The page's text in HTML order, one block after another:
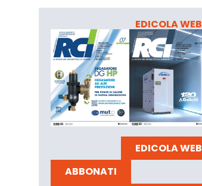
EDICOLA WEB
EDICOLA WEB
ABBONATI